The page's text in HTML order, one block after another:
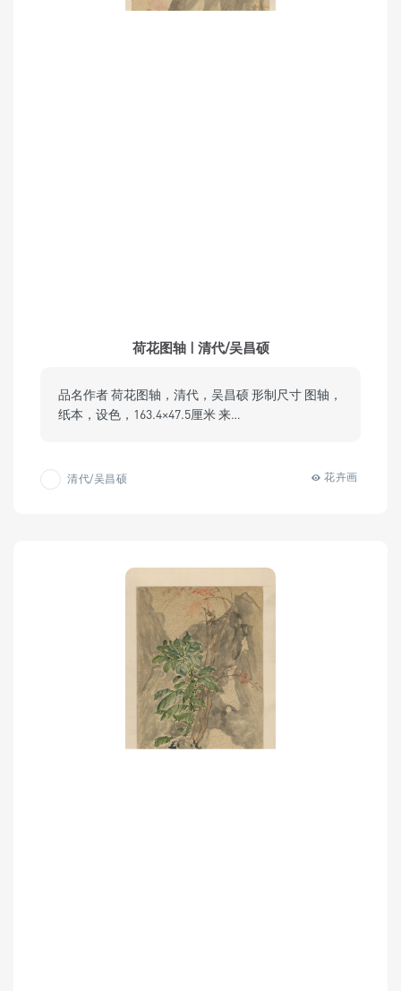
荷花图轴 | 清代/吴昌硕
品名作者 荷花图轴，清代，吴昌硕 形制尺寸 图轴，
纸本，设色，163.4×47.5厘米 来…
清代/吴昌硕 花卉画